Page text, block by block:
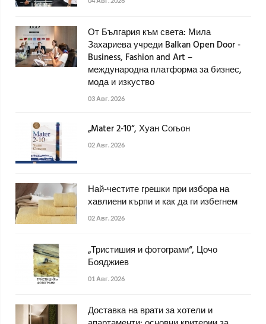
От България към света: Мила
Захариева учреди Balkan Open Door -
Business, Fashion and Art –
международна платформа за бизнес,
мода и изкуство
03 Авг. 2026
„Mater 2-10“, Хуан Согьон
02 Авг. 2026
Най-честите грешки при избора на
хавлиени кърпи и как да ги избегнем
02 Авг. 2026
„Тристишия и фотограми“, Цочо
Бояджиев
01 Авг. 2026
Доставка на врати за хотели и